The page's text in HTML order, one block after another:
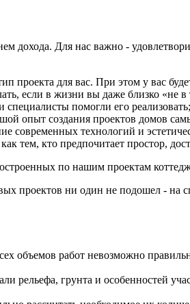
Для нас важно -
проекта для вас. При этом у вас
если в жизни вы даже близко
помогли его реализовать;
опыт создания проектов домов
современных технологий и
тем, кто предпочитает простор,
по нашим проектам
проектов ни один не подошел - на
объемов работ невозможно
рельефа, грунта и особенностей